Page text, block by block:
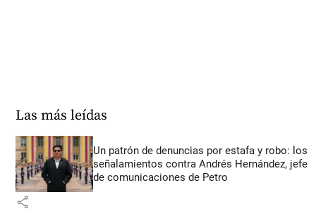
Las más leídas
Un patrón de denuncias por estafa y robo: los
señalamientos contra Andrés Hernández, jefe
de comunicaciones de Petro
share